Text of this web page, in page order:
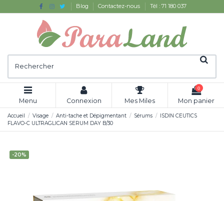
Blog Contactez-nous Tél : 71 180 037
Menu Connexion Mes Miles
0
Mon panier
Accueil Visage Anti-tache et Dépigmentant Sérums
ISDIN CEUTICS
FLAVO-C ULTRAGLICAN SERUM DAY B/30
-20%